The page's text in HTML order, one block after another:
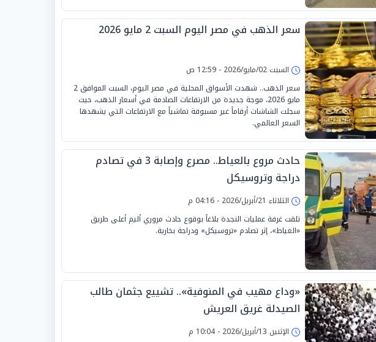
سعر الذهب في مصر اليوم السبت 2 مايو 2026
السبت 02/مايو/2026 - 12:59 ص
سعر الذهب.. شهدت الأسواق المحلية في مصر اليوم، السبت الموافق 2
مايو 2026، موجة جديدة من الارتفاعات الصادمة في أسعار الذهب، حيث
سجلت الشاشات أرقاماً غير مسبوقة تماشياً مع الارتفاعات التي يشهدها
السعر العالمي.
حادث مروع بالعياط.. مصرع وإصابة 3 في تصادم
دراجة وتروسيكل
الثلاثاء 21/أبريل/2026 - 04:16 م
تلقت غرفة عمليات النجدة بلاغاً بوقوع حادث مروري أليم أعلى طريق
«العياط»، إثر تصادم «تروسيكل» ودراجة بخارية.
«وداع مهيب في المنوفية».. تشييع جثمان طالب
الصيدلة غريق العريش
الإثنين 13/أبريل/2026 - 10:04 م